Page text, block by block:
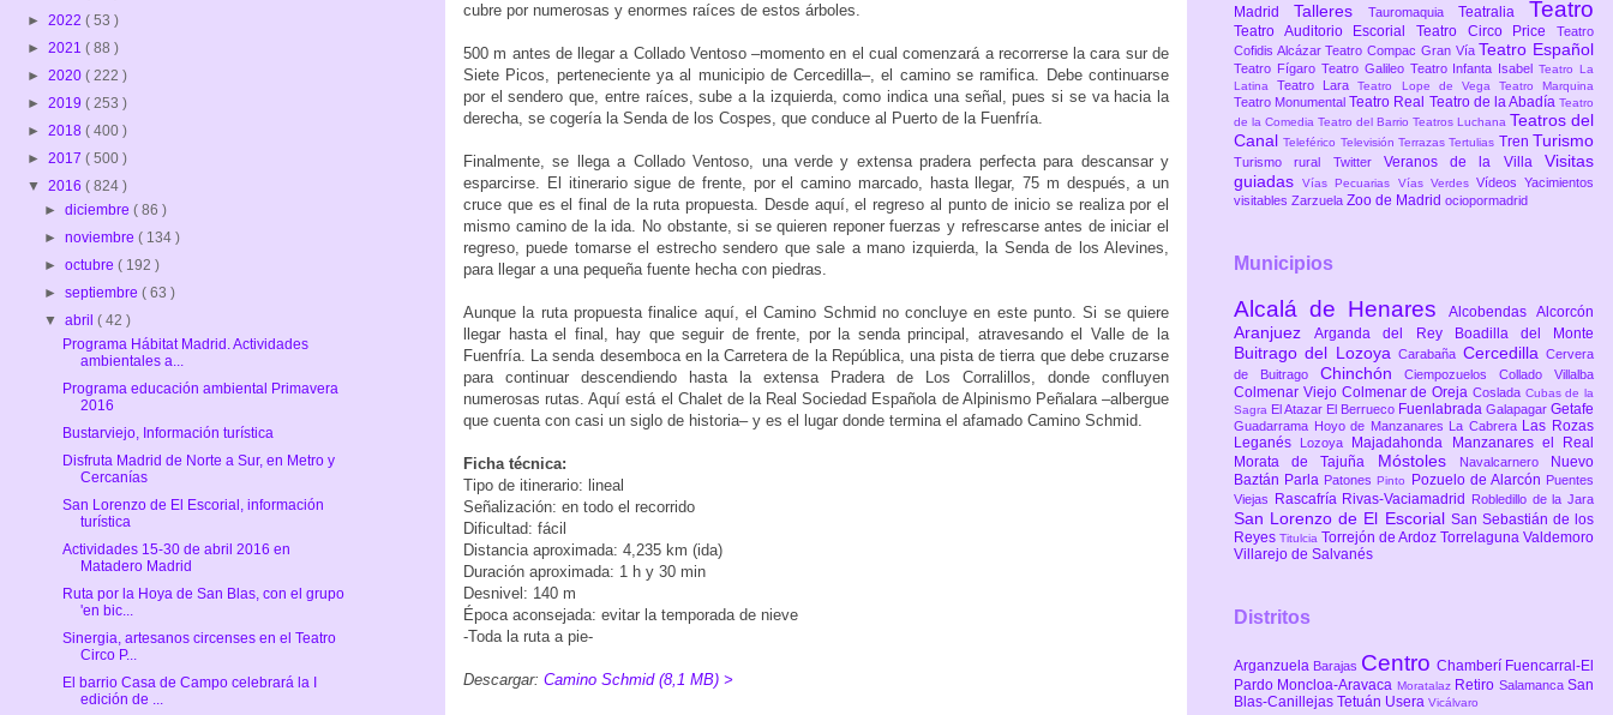
cubre por numerosas y enormes raíces de estos árboles.
500 m antes de llegar a Collado Ventoso –momento en el cual comenzará a recorrerse la cara sur de
Siete Picos, perteneciente ya al municipio de Cercedilla–, el camino se ramifica. Debe continuarse
por el sendero que, entre raíces, sube a la izquierda, como indica una señal, pues si se va hacia la
derecha, se cogería la Senda de los Cospes, que conduce al Puerto de la Fuenfría.
Finalmente, se llega a Collado Ventoso, una verde y extensa pradera perfecta para descansar y
esparcirse. El itinerario sigue de frente, por el camino marcado, hasta llegar, 75 m después, a un
cruce que es el final de la ruta propuesta. Desde aquí, el regreso al punto de inicio se realiza por el
mismo camino de la ida. No obstante, si se quieren reponer fuerzas y refrescarse antes de iniciar el
regreso, puede tomarse el estrecho sendero que sale a mano izquierda, la Senda de los Alevines,
para llegar a una pequeña fuente hecha con piedras.
Aunque la ruta propuesta finalice aquí, el Camino Schmid no concluye en este punto. Si se quiere
llegar hasta el final, hay que seguir de frente, por la senda principal, atravesando el Valle de la
Fuenfría. La senda desemboca en la Carretera de la República, una pista de tierra que debe cruzarse
para continuar descendiendo hasta la extensa Pradera de Los Corralillos, donde confluyen
numerosas rutas. Aquí está el Chalet de la Real Sociedad Española de Alpinismo Peñalara –albergue
que cuenta con casi un siglo de historia– y es el lugar donde termina el afamado Camino Schmid.
Ficha técnica:
Tipo de itinerario: lineal
Señalización: en todo el recorrido
Dificultad: fácil
Distancia aproximada: 4,235 km (ida)
Duración aproximada: 1 h y 30 min
Desnivel: 140 m
Época aconsejada: evitar la temporada de nieve
-Toda la ruta a pie-
Descargar: Camino Schmid (8,1 MB) >
► 2022 ( 53 )
► 2021 ( 88 )
► 2020 ( 222 )
► 2019 ( 253 )
► 2018 ( 400 )
► 2017 ( 500 )
▼ 2016 ( 824 )
►diciembre( 86 )
►noviembre( 134 )
►octubre( 192 )
►septiembre( 63 )
▼abril( 42 )
Programa Hábitat Madrid. Actividades
ambientales a...
Programa educación ambiental Primavera
2016
Bustarviejo, Información turística
Disfruta Madrid de Norte a Sur, en Metro y
Cercanías
San Lorenzo de El Escorial, información
turística
Actividades 15-30 de abril 2016 en
Matadero Madrid
Ruta por la Hoya de San Blas, con el grupo
'en bic...
Sinergia, artesanos circenses en el Teatro
Circo P...
El barrio Casa de Campo celebrará la I
edición de ...
Madrid Talleres Tauromaquia Teatralia Teatro
Teatro Auditorio Escorial Teatro Circo Price Teatro
Cofidis AlcázarTeatro Compac Gran Vía Teatro Español
Teatro Fígaro Teatro Galileo Teatro Infanta IsabelTeatro La
Latina Teatro LaraTeatro Lope de Vega Teatro Marquina
Teatro Monumental Teatro Real Teatro de la Abadía Teatro
de la Comedia Teatro del Barrio Teatros Luchana Teatros del
CanalTeleférico TelevisiónTerrazasTertulias Tren Turismo
Turismo rural Twitter Veranos de la VillaVisitas
guiadasVías Pecuarias Vías Verdes VídeosYacimientos
visitables Zarzuela Zoo de Madrid ociopormadrid
Municipios
Alcalá de Henares Alcobendas Alcorcón
AranjuezArganda del Rey Boadilla del Monte
Buitrago del LozoyaCarabaña CercedillaCervera
de Buitrago ChinchónCiempozuelosCollado Villalba
Colmenar Viejo Colmenar de Oreja Coslada Cubas de la
Sagra El Atazar El Berrueco Fuenlabrada Galapagar Getafe
Guadarrama Hoyo de Manzanares La Cabrera Las Rozas
Leganés
Lozoya Majadahonda
Manzanares el Real
Morata de Tajuña Móstoles Navalcarnero
Nuevo
Baztán Parla PatonesPinto Pozuelo de Alarcón Puentes
Viejas
Rascafría Rivas-Vaciamadrid Robledillo de la Jara
San Lorenzo de El Escorial San Sebastián de los
Reyes Titulcia Torrejón de Ardoz Torrelaguna Valdemoro
Villarejo de Salvanés
Distritos
Arganzuela Barajas Centro Chamberí Fuencarral-El
Pardo Moncloa-Aravaca Moratalaz Retiro SalamancaSan
Blas-Canillejas Tetuán Usera Vicálvaro